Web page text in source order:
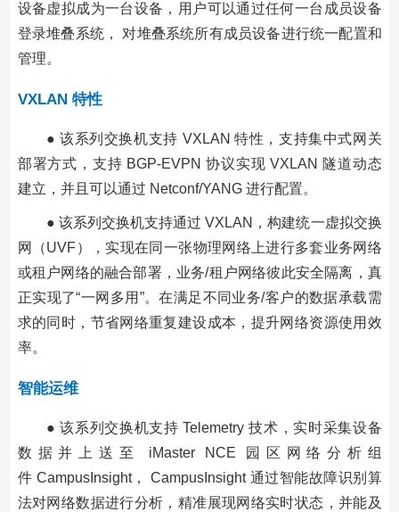
设备虚拟成为一台设备，用户可以通过任何一台成员设备
登录堆叠系统， 对堆叠系统所有成员设备进行统一配置和
管理。
VXLAN 特性
● 该系列交换机支持 VXLAN 特性，支持集中式网关
部署方式，支持 BGP-EVPN 协议实现 VXLAN 隧道动态
建立，并且可以通过 Netconf/YANG 进行配置。
● 该系列交换机支持通过 VXLAN，构建统一虚拟交换
网（UVF），实现在同一张物理网络上进行多套业务网络
或租户网络的融合部署，业务/租户网络彼此安全隔离，真
正实现了“一网多用”。在满足不同业务/客户的数据承载需
求的同时，节省网络重复建设成本，提升网络资源使用效
率。
智能运维
● 该系列交换机支持 Telemetry 技术，实时采集设备
数据并上送至 iMaster NCE 园区网络分析组
件 CampusInsight， CampusInsight 通过智能故障识别算
法对网络数据进行分析，精准展现网络实时状态，并能及